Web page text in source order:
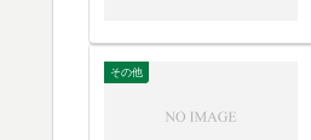
その他